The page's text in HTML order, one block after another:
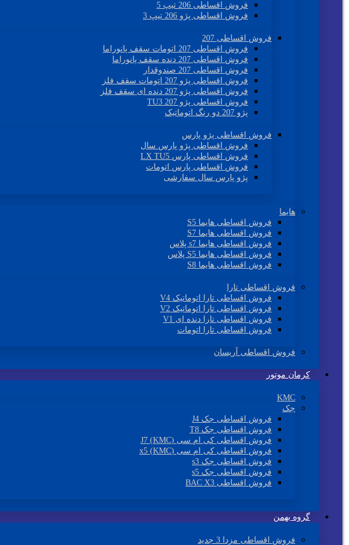
فروش اقساطی 206 تیپ 5
فروش اقساطی پژو 206 تیپ 3
فروش اقساطی 207
فروش اقساطی 207 اتومات سقف پانوراما
فروش اقساطی 207 دنده سقف پانوراما
فروش اقساطی 207 صندوقدار
فروش اقساطی پژو 207 اتومات سقف فلز
فروش اقساطی پژو 207 دنده ای سقف فلز
فروش اقساطی پژو 207 TU3
پژو 207 دو رنگ اتوماتیک
فروش اقساطی پژو پارس
فروش اقساطی پژو پارس سال
فروش اقساطی پارس LX TU5
فروش اقساطی پارس اتومات
پژو پارس سال سفارشی
هایما
فروش اقساطی هایما S5
فروش اقساطی هایما S7
فروش اقساطی هایما s7 پلاس
فروش اقساطی هایما S5 پلاس
فروش اقساطی هایما S8
فروش اقساطی تارا
فروش اقساطی تارا اتوماتیک V4
فروش اقساطی تارا اتوماتیک V2
فروش اقساطی تارا دنده ای V1
فروش اقساطی تارا اتومات
فروش اقساطی آریسان
کرمان موتور
KMC
جک
فروش اقساطی جک J4
فروش اقساطی جک T8
فروش اقساطی کی ام سی (KMC) J7
فروش اقساطی کی ام سی (KMC) x5
فروش اقساطی جک s3
فروش اقساطی جک s5
فروش اقساطی BAC X3
گروه بهمن
فروش اقساطی مزدا 3 جدید